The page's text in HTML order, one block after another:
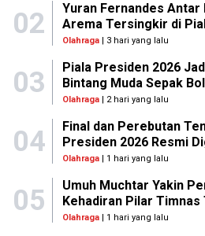
02
Yuran Fernandes Antar
Arema Tersingkir di
Olahraga| 3 hari yang lalu
03
Piala Presiden 2026
Bintang Muda Sepak
Olahraga| 2 hari yang lalu
04
Final dan Perebutan
Presiden 2026 Resmi
Olahraga| 1 hari yang lalu
05
Umuh Muchtar Yakin
Kehadiran Pilar Timnas
Olahraga| 1 hari yang lalu